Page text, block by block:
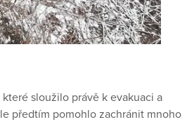
sloužilo právě k evakuaci a
předtím pomohlo zachránit mnoho